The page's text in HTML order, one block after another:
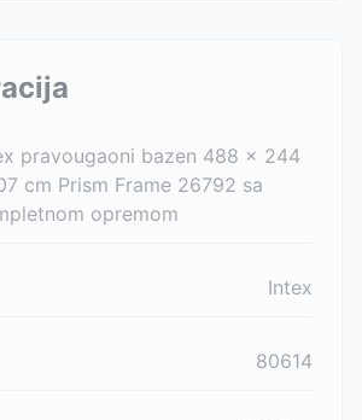
pravougaoni bazen 488 x 244
cm Prism Frame 26792 sa
opremom
Intex
80614